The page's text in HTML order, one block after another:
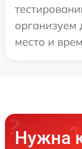
организуем
место и
Нужна